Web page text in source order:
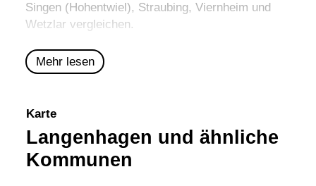
Singen (Hohentwiel), Straubing, Viernheim und
Wetzlar vergleichen.
Mehr lesen
Karte
Langenhagen und ähnliche
Kommunen